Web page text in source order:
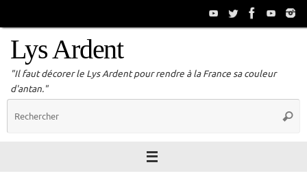
Lys Ardent
"Il faut décorer le Lys Ardent pour rendre à la France sa couleur
d'antan."